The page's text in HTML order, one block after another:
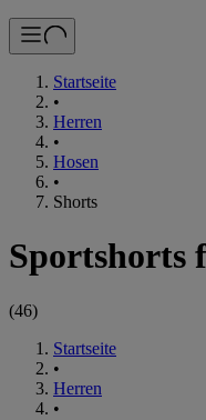
Startseite
•
Herren
•
Hosen
•
Shorts
Sportshorts
(46)
Startseite
•
Herren
•